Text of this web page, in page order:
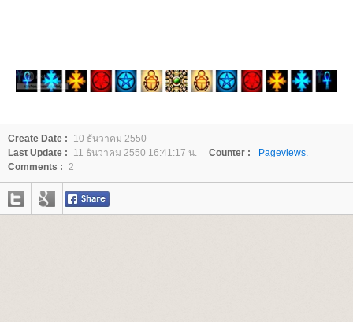
Create Date :
10 ธันวาคม 2550
Last Update :
11 ธันวาคม 2550 16:41:17 น. Counter :
Pageviews.
Comments : 2